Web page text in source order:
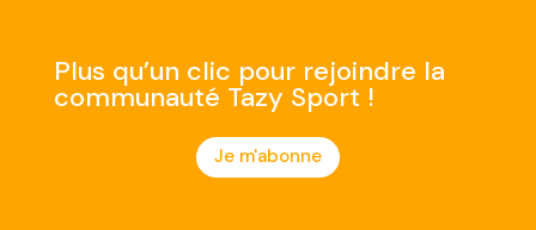
Plus qu’un clic pour rejoindre la
communauté Tazy Sport !
Je m'abonne